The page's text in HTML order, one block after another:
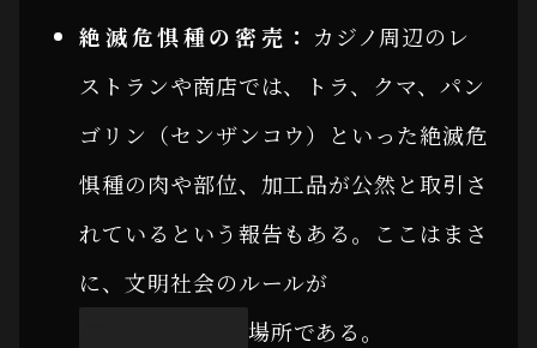
絶滅危惧種の密売： カジノ周辺のレ
ストランや商店では、トラ、クマ、パン
ゴリン（センザンコウ）といった絶滅危
惧種の肉や部位、加工品が公然と取引さ
れているという報告もある。ここはまさ
に、文明社会のルールが
場所である。